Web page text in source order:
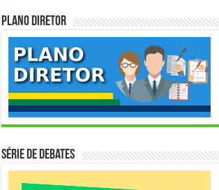
Plano Diretor
Série de Debates